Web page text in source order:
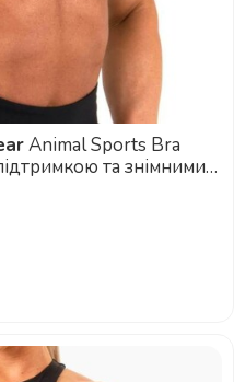
Animal Sports Bra
та знімними